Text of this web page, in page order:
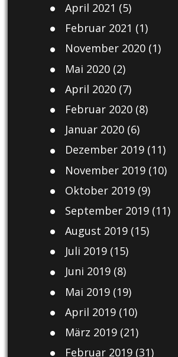
April 2021 (5)
Februar 2021 (1)
November 2020(1)
Mai 2020(2)
April 2020(7)
Februar 2020(8)
Januar 2020(6)
Dezember 2019(11)
November 2019(10)
Oktober 2019(9)
September 2019(11)
August 2019(15)
Juli 2019(15)
Juni 2019(8)
Mai 2019(19)
April 2019(10)
März 2019(21)
Februar 2019(31)